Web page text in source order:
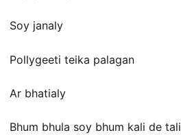
Soy janaly
Pollygeeti teika palagan
Ar bhatialy
Bhum bhula soy bhum kali de tali